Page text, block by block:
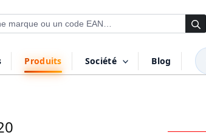
Produits Société Blog